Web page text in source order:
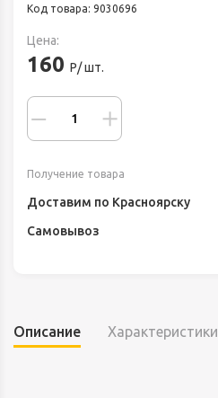
Код товара: 9030696
Цена:
160 Р/ шт.
Получение товара
Доставим по Красноярску
Самовывоз
Описание Характеристики